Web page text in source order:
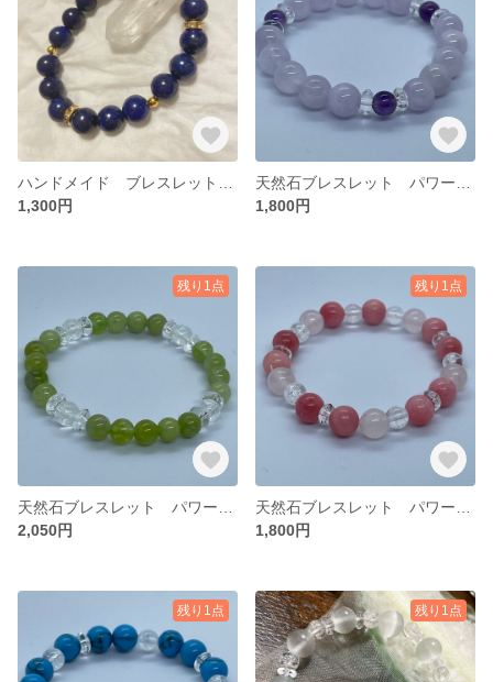
1,300円
1,800円
残り1点
2,050円
残り1点
1,800円
残り1点 残り1点